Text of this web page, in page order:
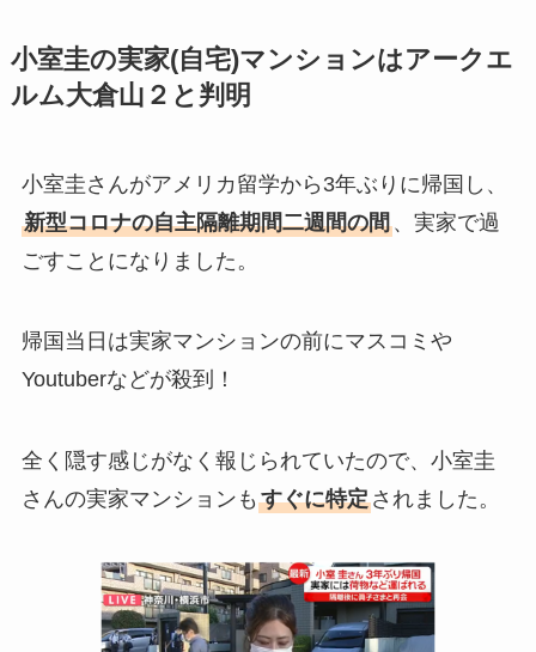
小室圭の実家(自宅)マンションはアークエ
ルム大倉山２と判明
小室圭さんがアメリカ留学から3年ぶりに帰国し、
新型コロナの自主隔離期間二週間の間、実家で過
ごすことになりました。
帰国当日は実家マンションの前にマスコミや
Youtuberなどが殺到！
全く隠す感じがなく報じられていたので、小室圭
さんの実家マンションも すぐに特定されました。